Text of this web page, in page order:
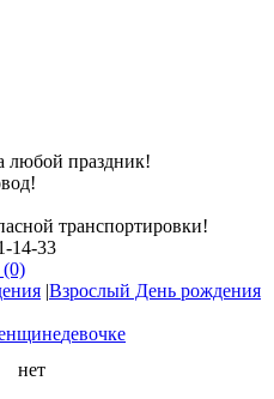
любой праздник!
транспортировки!
14-33
|Взрослый День рождения
девочке
нет